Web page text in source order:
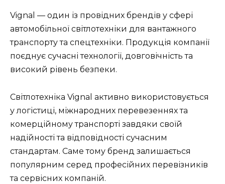
Vignal — один із провідних брендів у сфері
автомобільної світлотехніки для вантажного
транспорту та спецтехніки. Продукція компанії
поєднує сучасні технології, довговічність та
високий рівень безпеки.
Світлотехніка Vignal активно використовується
у логістиці, міжнародних перевезеннях та
комерційному транспорті завдяки своїй
надійності та відповідності сучасним
стандартам. Саме тому бренд залишається
популярним серед професійних перевізників
та сервісних компаній.